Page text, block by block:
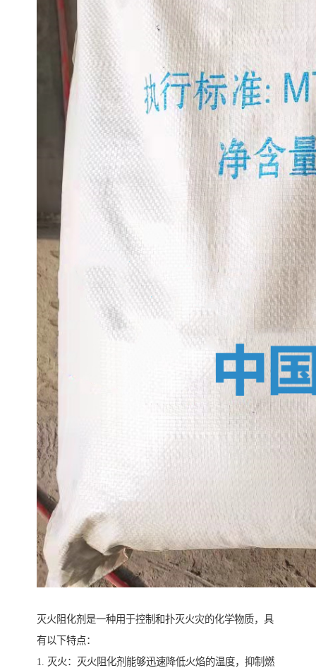
灭火阻化剂是一种用于控制和扑灭火灾的化学物质，具
有以下特点：
1. 灭火：灭火阻化剂能够迅速降低火焰的温度，抑制燃